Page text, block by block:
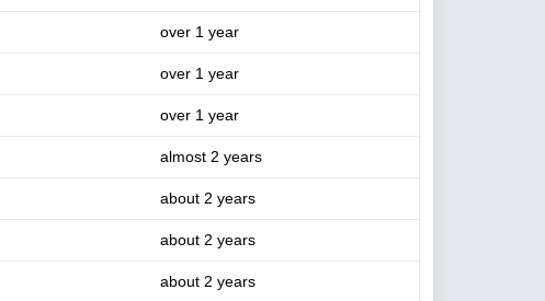
over 1 year
over 1 year
over 1 year
almost 2 years
about 2 years
about 2 years
about 2 years